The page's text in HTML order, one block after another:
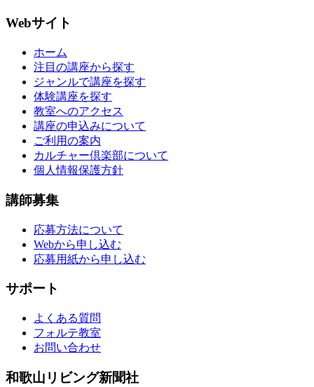
Webサイト
ホーム
注目の講座から探す
ジャンルで講座を探す
体験講座を探す
教室へのアクセス
講座の申込みについて
ご利用の案内
カルチャー倶楽部について
個人情報保護方針
講師募集
応募方法について
Webから申し込む
応募用紙から申し込む
サポート
よくある質問
フォルテ教室
お問い合わせ
和歌山リビング新聞社